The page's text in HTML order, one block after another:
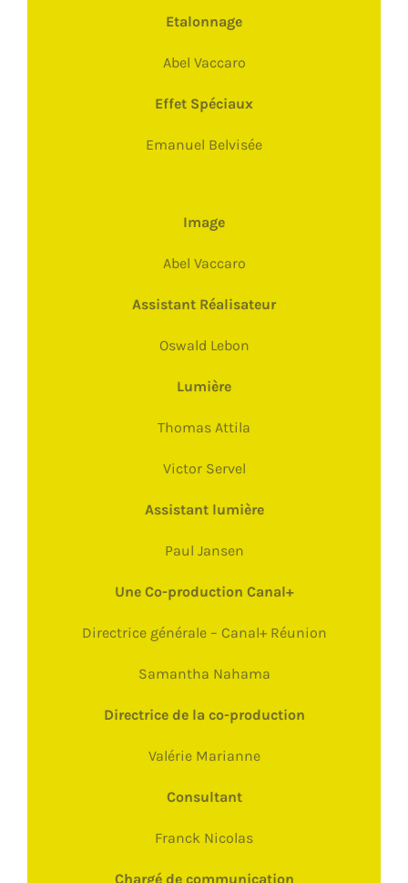
Etalonnage
Abel Vaccaro
Effet Spéciaux
Emanuel Belvisée
Image
Abel Vaccaro
Assistant Réalisateur
Oswald Lebon
Lumière
Thomas Attila
Victor Servel
Assistant lumière
Paul Jansen
Une Co-production Canal+
Directrice générale – Canal+ Réunion
Samantha Nahama
Directrice de la co-production
Valérie Marianne
Consultant
Franck Nicolas
Chargé de communication